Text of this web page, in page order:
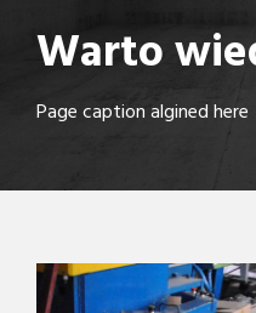
Warto
Page caption algined here